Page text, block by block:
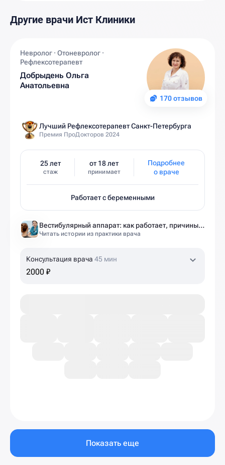
Другие врачи Ист Клиники
170 отзывов
Невролог · Отоневролог ·
Рефлексотерапевт
Добрыдень Ольга
Анатольевна
Лучший Рефлексотерапевт Санкт-Петербурга
Премия ПроДокторов 2024
25 лет
стаж
от 18 лет
принимает
Подробнее
о враче
Работает с беременными
Вестибулярный аппарат: как работает, причины нарушений и как тренировать?
Читать истории из практики врача
Консультация врача 45 мин
2000 ₽
Показать еще